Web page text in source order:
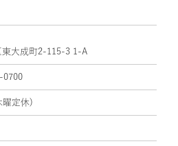
東大成町2-115-3 1-A
0700
曜定休)